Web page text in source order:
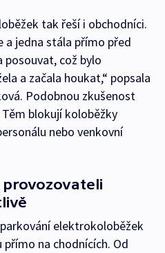
tak řeší i obchodníci.
a jedna stála přímo před
posouvat, což bylo
a začala houkat,“ popsala
Podobnou zkušenost
blokují koloběžky
nebo venkovní
provozovateli
elektrokoloběžek
na chodnících. Od